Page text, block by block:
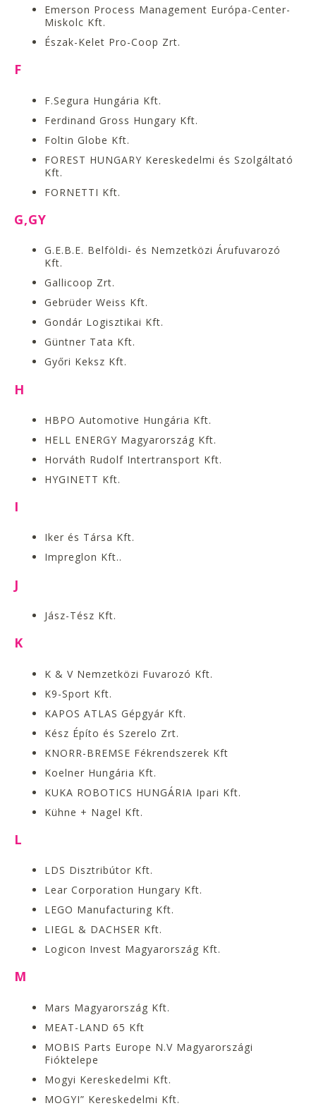
Emerson Process Management Európa-Center-
Miskolc Kft.
Észak-Kelet Pro-Coop Zrt.
F
F.Segura Hungária Kft.
Ferdinand Gross Hungary Kft.
Foltin Globe Kft.
FOREST HUNGARY Kereskedelmi és Szolgáltató
Kft.
FORNETTI Kft.
G,GY
G.E.B.E. Belföldi- és Nemzetközi Árufuvarozó
Kft.
Gallicoop Zrt.
Gebrüder Weiss Kft.
Gondár Logisztikai Kft.
Güntner Tata Kft.
Győri Keksz Kft.
H
HBPO Automotive Hungária Kft.
HELL ENERGY Magyarország Kft.
Horváth Rudolf Intertransport Kft.
HYGINETT Kft.
I
Iker és Társa Kft.
Impreglon Kft..
J
Jász-Tész Kft.
K
K & V Nemzetközi Fuvarozó Kft.
K9-Sport Kft.
KAPOS ATLAS Gépgyár Kft.
Kész Építo és Szerelo Zrt.
KNORR-BREMSE Fékrendszerek Kft
Koelner Hungária Kft.
KUKA ROBOTICS HUNGÁRIA Ipari Kft.
Kühne + Nagel Kft.
L
LDS Disztribútor Kft.
Lear Corporation Hungary Kft.
LEGO Manufacturing Kft.
LIEGL & DACHSER Kft.
Logicon Invest Magyarország Kft.
M
Mars Magyarország Kft.
MEAT-LAND 65 Kft
MOBIS Parts Europe N.V Magyarországi
Fióktelepe
Mogyi Kereskedelmi Kft.
MOGYI” Kereskedelmi Kft.